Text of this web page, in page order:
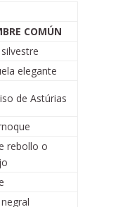
COMÚN
elegante
de Astúrias
rebollo o